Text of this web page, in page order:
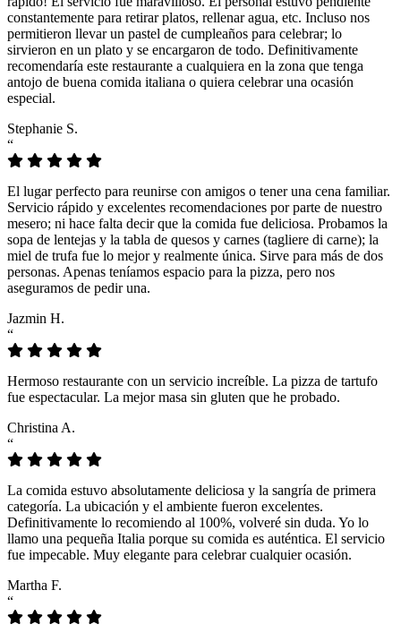
constantemente para retirar platos, rellenar agua, etc. Incluso nos
permitieron llevar un pastel de cumpleaños para celebrar; lo
sirvieron en un plato y se encargaron de todo. Definitivamente
recomendaría este restaurante a cualquiera en la zona que tenga
antojo de buena comida italiana o quiera celebrar una ocasión
especial.
Stephanie S.
“
El lugar perfecto para reunirse con amigos o tener una cena familiar.
Servicio rápido y excelentes recomendaciones por parte de nuestro
mesero; ni hace falta decir que la comida fue deliciosa. Probamos la
sopa de lentejas y la tabla de quesos y carnes (tagliere di carne); la
miel de trufa fue lo mejor y realmente única. Sirve para más de dos
personas. Apenas teníamos espacio para la pizza, pero nos
aseguramos de pedir una.
Jazmin H.
“
Hermoso restaurante con un servicio increíble. La pizza de tartufo
fue espectacular. La mejor masa sin gluten que he probado.
Christina A.
“
La comida estuvo absolutamente deliciosa y la sangría de primera
categoría. La ubicación y el ambiente fueron excelentes.
Definitivamente lo recomiendo al 100%, volveré sin duda. Yo lo
llamo una pequeña Italia porque su comida es auténtica. El servicio
fue impecable. Muy elegante para celebrar cualquier ocasión.
Martha F.
“